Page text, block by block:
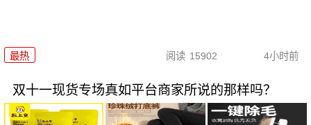
最热 阅读 15902 4小时前
双十一现货专场真如平台商家所说的那样吗？